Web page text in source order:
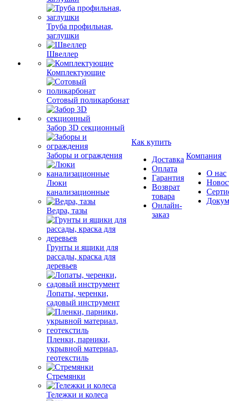
Труба профильная,
заглушки
Швеллер
Комплектующие
Сотовый поликарбонат
Забор 3D секционный
Заборы и ограждения
Люки
канализационные
Ведра, тазы
Грунты и ящики для
рассады, краска для
деревьев
Лопаты, черенки,
садовый инструмент
Пленки, парники,
укрывной материал,
геотекстиль
Стремянки
Тележки и колеса
Как купить
Доставка
Оплата
Гарантия
Возврат
товара
Онлайн-
заказ
Компания
О нас